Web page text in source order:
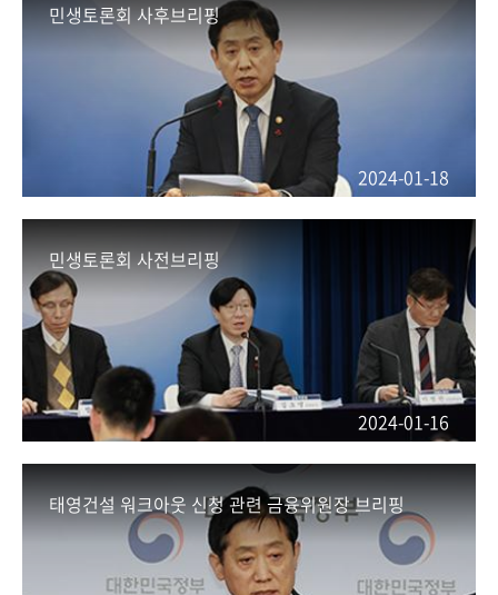
원
회
민생토론회 사후브리핑
2024-01-18
민생토론회 사전브리핑
2024-01-16
태영건설 워크아웃 신청 관련 금융위원장 브리핑